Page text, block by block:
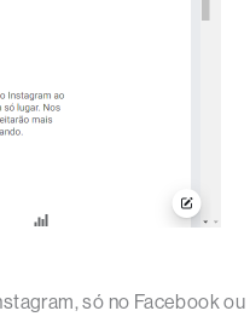
só no Facebook